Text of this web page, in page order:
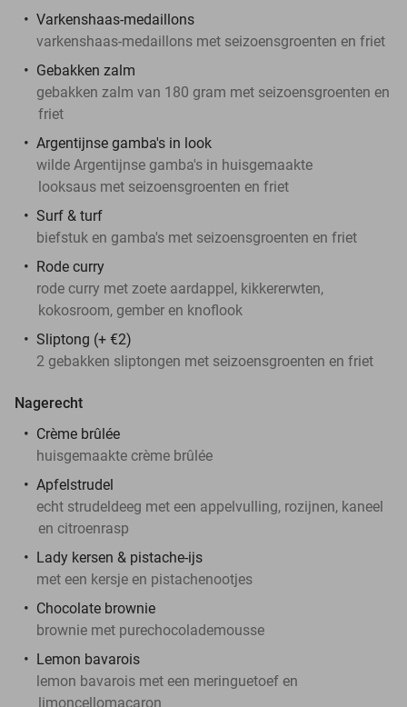
Varkenshaas-medaillons
varkenshaas-medaillons met seizoensgroenten en friet
Gebakken zalm
gebakken zalm van 180 gram met seizoensgroenten en
friet
Argentijnse gamba's in look
wilde Argentijnse gamba's in huisgemaakte
looksaus met seizoensgroenten en friet
Surf & turf
biefstuk en gamba's met seizoensgroenten en friet
Rode curry
rode curry met zoete aardappel, kikkererwten,
kokosroom, gember en knoflook
Sliptong (+ €2)
2 gebakken sliptongen met seizoensgroenten en friet
Nagerecht
Crème brûlée
huisgemaakte crème brûlée
Apfelstrudel
echt strudeldeeg met een appelvulling, rozijnen, kaneel
en citroenrasp
Lady kersen & pistache-ijs
met een kersje en pistachenootjes
Chocolate brownie
brownie met purechocolademousse
Lemon bavarois
lemon bavarois met een meringuetoef en
limoncellomacaron